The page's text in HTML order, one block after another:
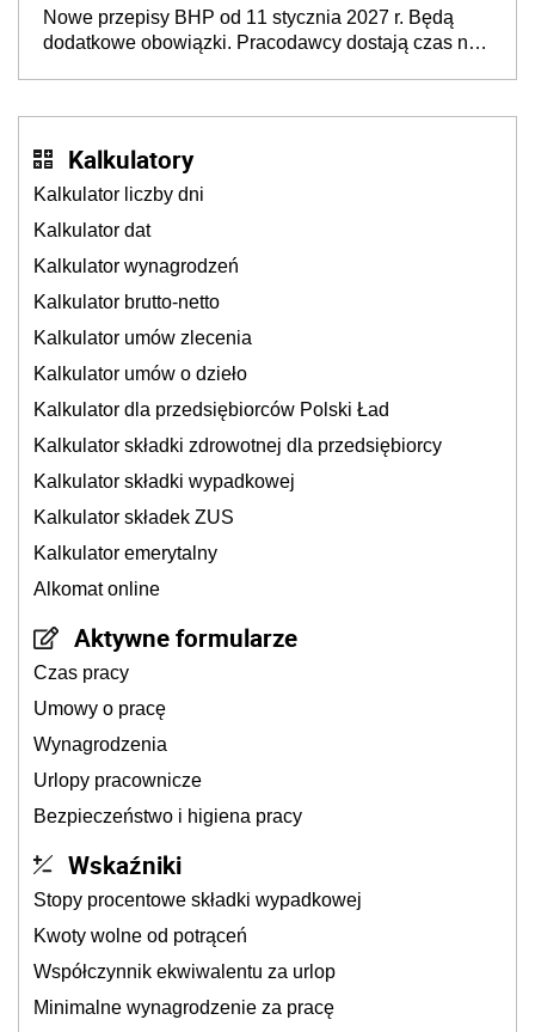
neuroatypowe. Powstanie Fundusz na rzecz
Inkluzywności w Zatrudnianiu?
Nowe przepisy BHP od 11 stycznia 2027 r. Będą
dodatkowe obowiązki. Pracodawcy dostają czas na
Kalkulatory
Kalkulator liczby dni
Kalkulator dat
Kalkulator wynagrodzeń
Kalkulator brutto-netto
Kalkulator umów zlecenia
Kalkulator umów o dzieło
Kalkulator dla przedsiębiorców Polski Ład
Kalkulator składki zdrowotnej dla przedsiębiorcy
Kalkulator składki wypadkowej
Kalkulator składek ZUS
Kalkulator emerytalny
Alkomat online
Aktywne formularze
Czas pracy
Umowy o pracę
Wynagrodzenia
Urlopy pracownicze
Bezpieczeństwo i higiena pracy
Wskaźniki
Stopy procentowe składki wypadkowej
Kwoty wolne od potrąceń
Współczynnik ekwiwalentu za urlop
Minimalne wynagrodzenie za pracę